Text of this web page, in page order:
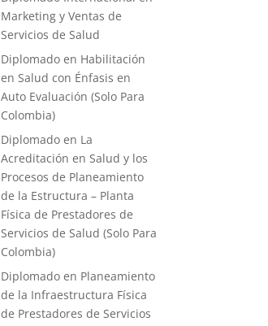
Marketing y Ventas de
Servicios de Salud
Diplomado en Habilitación
en Salud con Énfasis en
Auto Evaluación ​(Solo Para
Colombia)
Diplomado en La
Acreditación en Salud y los
Procesos de Planeamiento
de la Estructura – Planta
Física de Prestadores de
Servicios de Salud (Solo Para
Colombia)
Diplomado en Planeamiento
de la Infraestructura Física
de Prestadores de Servicios